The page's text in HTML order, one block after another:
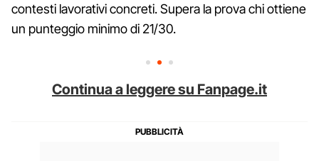
contesti lavorativi concreti. Supera la prova chi ottiene
un punteggio minimo di 21/30.
Continua a leggere su Fanpage.it